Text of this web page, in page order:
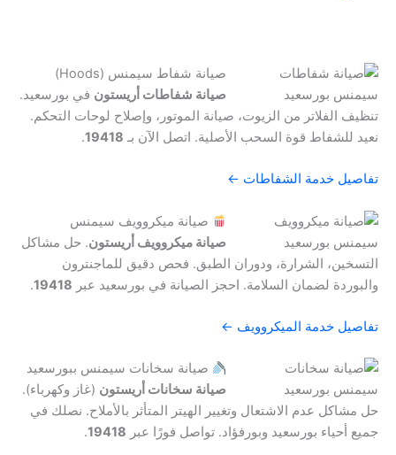
صيانة شفاط سيمنس (Hoods)
صيانة شفاطات أريستون في بورسعيد.
تنظيف الفلاتر من الزيوت، صيانة الموتور، وإصلاح لوحات التحكم.
نعيد للشفاط قوة السحب الأصلية. اتصل الآن بـ 19418
.
تفاصيل خدمة الشفاطات ←
صيانة ميكروويف سيمنس
صيانة ميكروويف أريستون. حل مشاكل
التسخين، الشرارة، ودوران الطبق. فحص دقيق للماجنترون
والبوردة لضمان السلامة. احجز الصيانة في بورسعيد عبر 19418
.
تفاصيل خدمة الميكروويف ←
صيانة سخانات سيمنس ببورسعيد
صيانة سخانات أريستون (غاز وكهرباء).
حل مشاكل عدم الاشتعال وتغيير الهيتر المتأثر بالأملاح. نصلك في
جميع أحياء بورسعيد وبورفؤاد. تواصل فورًا عبر 19418
.